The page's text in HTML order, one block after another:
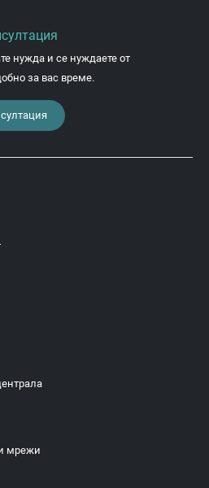
нужда и се нуждаете от
за вас време.
мрежи